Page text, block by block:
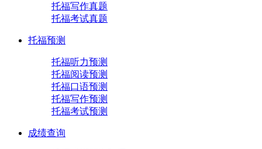
托福写作真题
托福考试真题
托福预测
托福听力预测
托福阅读预测
托福口语预测
托福写作预测
托福考试预测
成绩查询